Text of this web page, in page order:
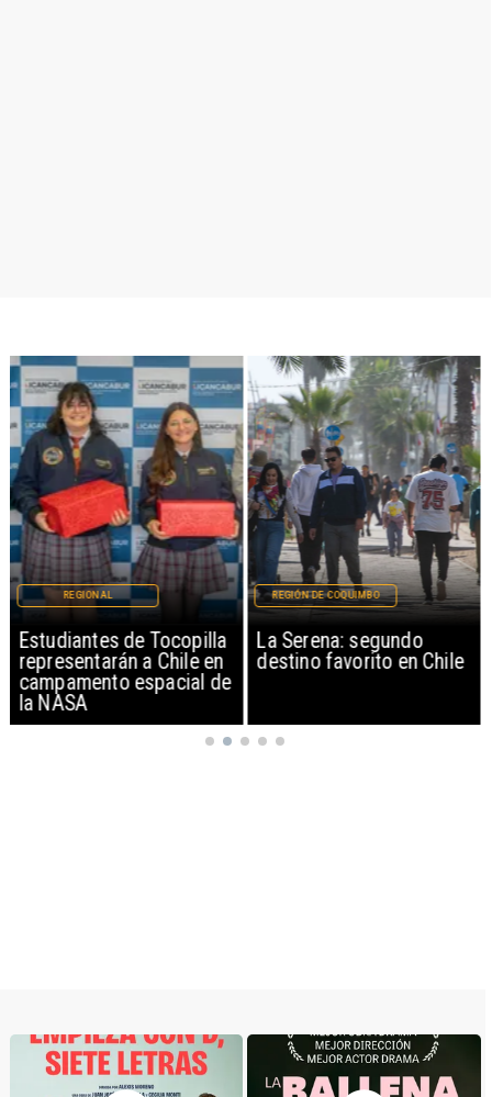
Estudiantes de Tocopilla
representarán a Chile en
campamento espacial de
la NASA
REGIONAL
La Serena: segundo
destino favorito en Chile
REGIÓN DE COQUIMBO